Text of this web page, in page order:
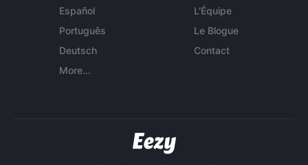
Español
Português
Deutsch
More...
L'Équipe
Le Blogue
Contact